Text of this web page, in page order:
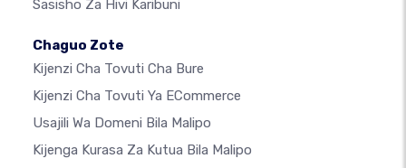
Sasisho Za Hivi Karibuni
Chaguo Zote
Kijenzi Cha Tovuti Cha Bure
Kijenzi Cha Tovuti Ya ECommerce
Usajili Wa Domeni Bila Malipo
Kijenga Kurasa Za Kutua Bila Malipo